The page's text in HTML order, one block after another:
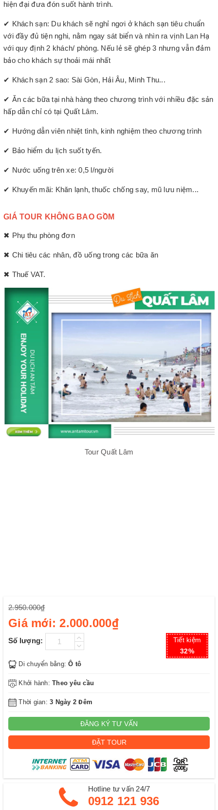
hiện đại đưa đón suốt hành trình.
✔ Khách sạn: Du khách sẽ nghỉ ngơi ở khách sạn tiêu chuẩn
với đầy đủ tiện nghi, nằm ngay sát biển và nhìn ra vịnh Lan Hạ
với quy định 2 khách/ phòng. Nếu lẻ sẽ ghép 3 nhưng vẫn đảm
bảo cho khách sự thoải mái nhất
✔ Khách sạn 2 sao: Sài Gòn, Hải Âu, Minh Thu...
✔ Ăn các bữa tại nhà hàng theo chương trình với nhiều đặc sản
hấp dẫn chỉ có tại Quất Lâm.
✔ Hướng dẫn viên nhiệt tình, kinh nghiệm theo chương trình
✔ Bảo hiểm du lịch suốt tyến.
✔ Nước uống trên xe: 0,5 l/người
✔ Khuyến mãi: Khăn lạnh, thuốc chống say, mũ lưu niệm...
GIÁ TOUR KHÔNG BAO GỒM
✖ Phụ thu phòng đơn
✖ Chi tiêu các nhân, đồ uống trong các bữa ăn
✖ Thuế VAT.
Tour Quất Lâm
2.950.000₫
Giá mới:2.000.000₫
Tiết kiệm
32%
Số lượng:
Di chuyển bằng:Ô tô
Khởi hành: Theo yêu cầu
Thời gian: 3 Ngày 2 Đêm
ĐĂNG KÝ TƯ VẤN
ĐẶT TOUR
Hotline tư vấn 24/7
0912 121 936